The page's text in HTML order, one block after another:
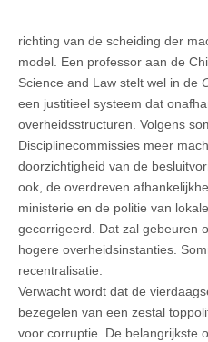
richting van de scheiding der
model. Een professor aan de
Science and Law stelt wel in de
een justitieel systeem dat
overheidsstructuren. Volgens
Disciplinecommissies meer
doorzichtigheid van de
ook, de overdreven
ministerie en de politie van
gecorrigeerd. Dat zal gebeuren
hogere overheidsinstanties.
recentralisatie.
Verwacht wordt dat de
bezegelen van een zestal
voor corruptie. De belangrijkste